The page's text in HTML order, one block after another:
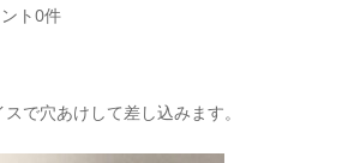
ト0件
穴あけして差し込みます。